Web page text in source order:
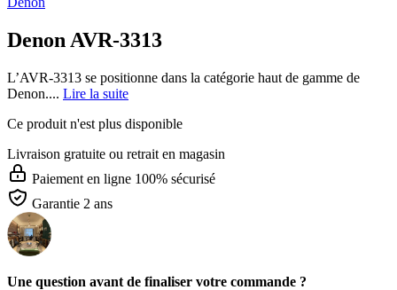
Denon AVR-3313
L’AVR-3313 se positionne dans la catégorie haut de gamme de
Denon.... Lire la suite
Ce produit n'est plus disponible
Livraison gratuite ou retrait en magasin
Paiement en ligne 100% sécurisé
Garantie 2 ans
Une question avant de finaliser votre commande ?